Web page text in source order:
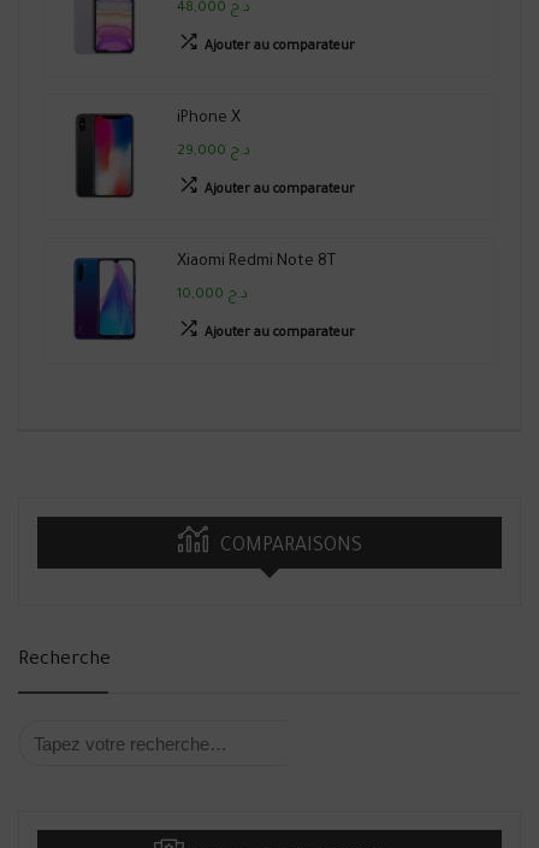
48,000 د.ج
Ajouter au comparateur
iPhone X
29,000 د.ج
Ajouter au comparateur
Xiaomi Redmi Note 8T
10,000 د.ج
Ajouter au comparateur
COMPARAISONS
Recherche